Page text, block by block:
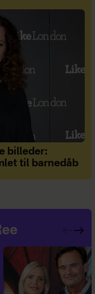
billeder:
til barnedåb